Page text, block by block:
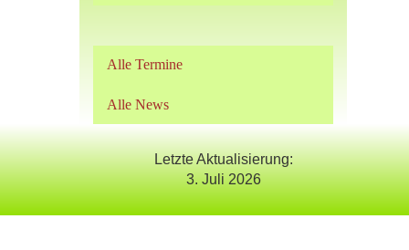
Alle Termine
Alle News
Letzte Aktualisierung:
3. Juli 2026